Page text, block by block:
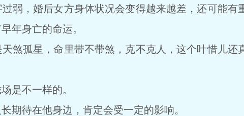
，婚后女方身体状况会变得越来越差，还可能有
年身亡的命运。
孤星，命里带不带煞，克不克人，这个叶惜儿还
不一样的。
待在他身边，肯定会受一定的影响。